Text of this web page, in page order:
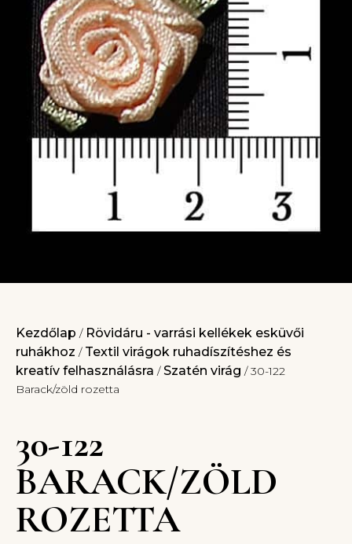
Kezdőlap / Rövidáru - varrási kellékek esküvői
ruhákhoz / Textil virágok ruhadíszítéshez és
kreatív felhasználásra /Szatén virág / 30-122
Barack/zöld rozetta
30-122
BARACK/ZÖLD
ROZETTA